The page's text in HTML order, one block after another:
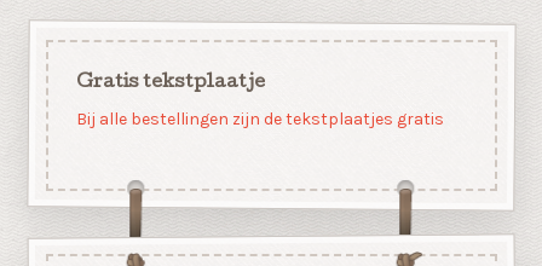
Gratis tekstplaatje
Bij alle bestellingen zijn de tekstplaatjes gratis